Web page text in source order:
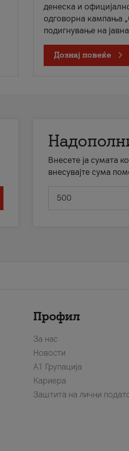
денеска и
одговорна кампања
подигнување на
Дознај повеќе
Внесете ја сумата
внесувајте сума
Профил
За нас
Новости
А1 Групација
Кариера
Заштита на лични